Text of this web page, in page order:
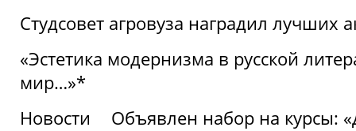
Студсовет агровуза наградил лучших
«Эстетика модернизма в русской
мир…»*
Новости
Объявлен набор на курсы: